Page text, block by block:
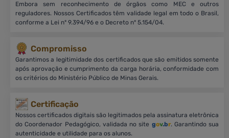
Embora sem reconhecimento de órgãos como MEC e outros
reguladores. Nossos Certificados têm validade legal em todo o Brasil,
conforme a Lei nº 9.394/96 e o Decreto nº 5.154/04.
Compromisso
Garantimos a legitimidade dos certificados que são emitidos somente
após aprovação e cumprimento da carga horária, conformidade com
os critérios do Ministério Público de Minas Gerais.
Certificação
Nossos certificados digitais são legitimados pela assinatura eletrônica
do Coordenador Pedagógico, validada no site gov.br. Garantindo sua
autenticidade e utilidade para os alunos.